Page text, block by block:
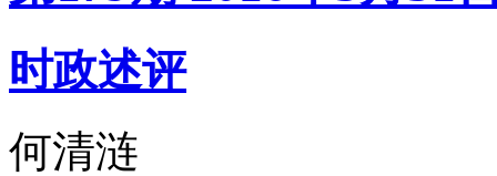
时政述评
何清涟